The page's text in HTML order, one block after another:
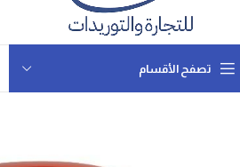
تصفح الأقسام